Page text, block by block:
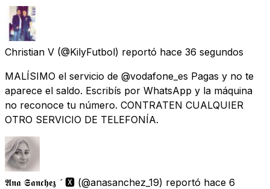
Christian V (@KilyFutbol) reportó hace 36 segundos
MALÍSIMO el servicio de @vodafone_es Pagas y no te
aparece el saldo. Escribís por WhatsApp y la máquina
no reconoce tu número. CONTRATEN CUALQUIER
OTRO SERVICIO DE TELEFONÍA.
𝕬𝖓𝖆 𝕾𝖆𝖓𝖈𝖍𝖊𝖟  🆇 (@anasanchez_19) reportó hace 6